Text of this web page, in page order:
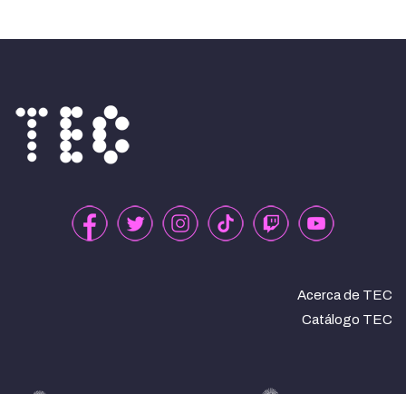
Acerca de TEC
Catálogo TEC